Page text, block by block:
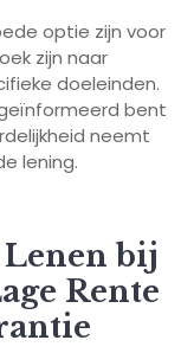
optie zijn voor
zijn naar
doeleinden.
bent
neemt
lening.
bij
Rente